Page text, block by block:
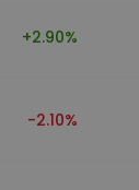
+2.90%
-2.10%